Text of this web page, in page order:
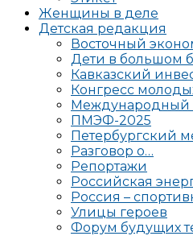
Женщины в деле
Детская редакция
Восточный
Дети в большом
Кавказский
Конгресс
Международный
ПМЭФ-2025
Петербургский
Разговор о…
Репортажи
Российская
Россия –
Улицы героев
Форум будущих